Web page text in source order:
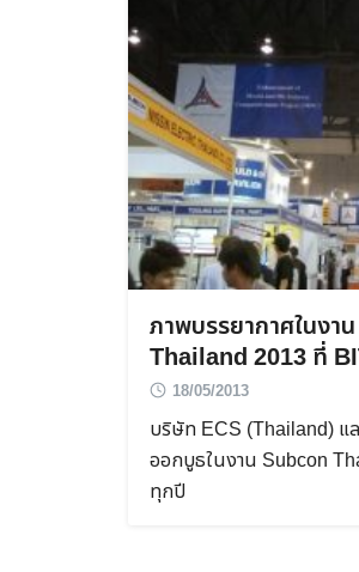
ภาพบรรยากาศในงา
Thailand 2013 ที่
18/05/2013
บริษัท ECS (Thailand) แ
ออกบูธในงาน Subcon
ทุกปี